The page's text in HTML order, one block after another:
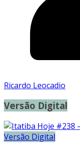
Ricardo Leocadio
Versão Digital
Versão Digital